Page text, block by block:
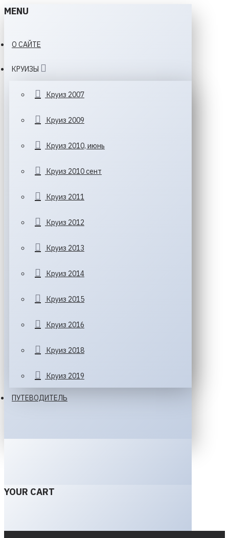
MENU
О САЙТЕ
КРУИЗЫ
Круиз 2007
Круиз 2009
Круиз 2010, июнь
Круиз 2010 сент
Круиз 2011
Круиз 2012
Круиз 2013
Круиз 2014
Круиз 2015
Круиз 2016
Круиз 2018
Круиз 2019
ПУТЕВОДИТЕЛЬ
YOUR CART